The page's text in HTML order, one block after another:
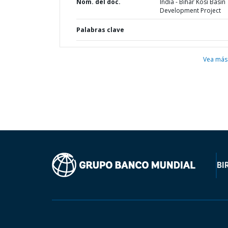
Nom. del doc.
India - Bihar Kosi Basin
Development Project
Palabras clave
Vea más